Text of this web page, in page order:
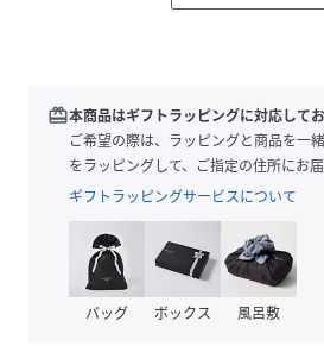
ポリエステルと混紡することで、シ
が可能です。
夏に嬉しい接触冷感やUV対策機能付
【Styling】
カットソーやニットなど、合わせる
ご着用して頂けます。
redeem本商品はギフトラッピングに対応してお
ご希望の際は、ラッピングと商品を一
をラッピングして、ご指定の住所にお届
ギフトラッピングサービスについて
バッグ ボックス 風呂敷